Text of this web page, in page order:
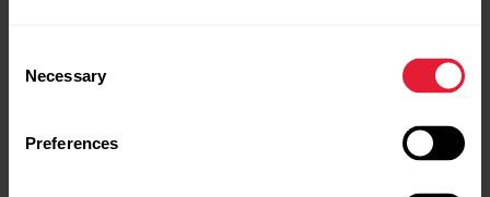
Selection
Necessary
Preferences